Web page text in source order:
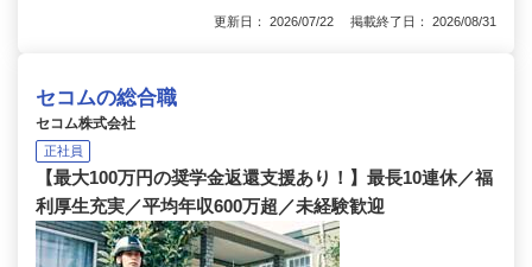
更新日： 2026/07/22 掲載終了日： 2026/08/31
セコムの総合職
セコム株式会社
正社員
【最大100万円の奨学金返還支援あり！】最長10連休／福
利厚生充実／平均年収600万超／未経験歓迎